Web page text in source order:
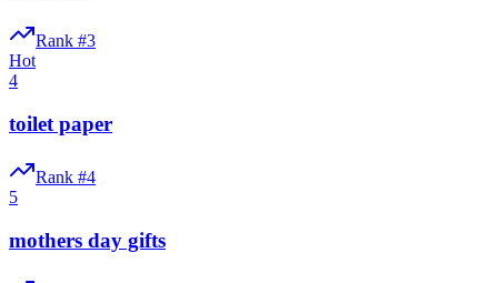
Rank #3
Hot
4
toilet paper
Rank #4
5
mothers day gifts